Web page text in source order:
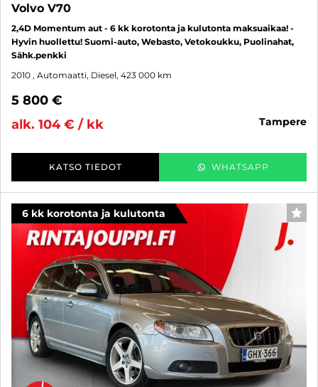
Volvo V70
2,4D Momentum aut - 6 kk korotonta ja kulutonta maksuaikaa! -
Hyvin huollettu! Suomi-auto, Webasto, Vetokoukku, Puolinahat,
Sähk.penkki
2010 , Automaatti, Diesel, 423 000 km
5 800 €
alk. 104 € / kk
tampere
KATSO TIEDOT WHATSAPP
6 kk korotonta ja kulutonta